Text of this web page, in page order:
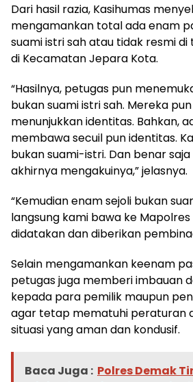
Dari hasil razia, Kasihumas
mengamankan total ada enam
suami istri sah atau tidak resmi
di Kecamatan Jepara Kota.
“Hasilnya, petugas pun
bukan suami istri sah. Mereka
menunjukkan identitas. Bahkan,
membawa secuil pun identitas.
bukan suami-istri. Dan benar
akhirnya mengakuinya,” jelasnya.
“Kemudian enam sejoli bukan
langsung kami bawa ke
didatakan dan diberikan
Selain mengamankan keenam
petugas juga memberi imbauan
kepada para pemilik maupun
agar tetap mematuhi peraturan
situasi yang aman dan kondusif.
Baca Juga : Polres Demak